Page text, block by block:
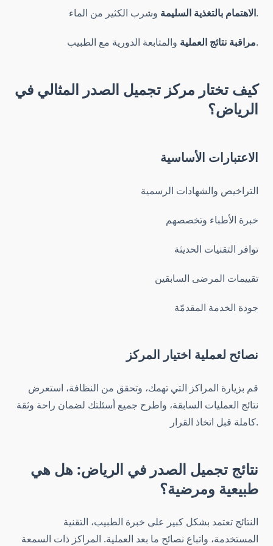
الاهتمام بالتغذية السليمةوشرب الكثير من الماء.
مراقبة نتائج العمليةوالمتابعة الدورية مع الطبيب.
كيف تختار مركز تجميل الصدر المثالي في
الرياض؟
الاعتبارات الأساسية
التراخيص والشهادات الرسمية
خبرة الأطباء وتخصصهم
توافر التقنيات الحديثة
تقييمات المرضى السابقين
جودة الخدمة المقدمّة
نصائح لعملية اختيار المركز
قم بزيارة المراكز التي تهمك، وتحقق من النظافة، استعرض
نتائج العمليات السابقة، واطرح جميع أسئلتك لضمان راحة وثقة
كاملة قبل اتخاذ القرار.
نتائج تجميل الصدر في الرياض: هل هي
طبيعية ومرضية؟
النتائج تعتمد بشكل كبير على خبرة الطبيب، التقنية
المستخدمة، واتباع نصائح ما بعد العملية. المراكز ذات السمعة